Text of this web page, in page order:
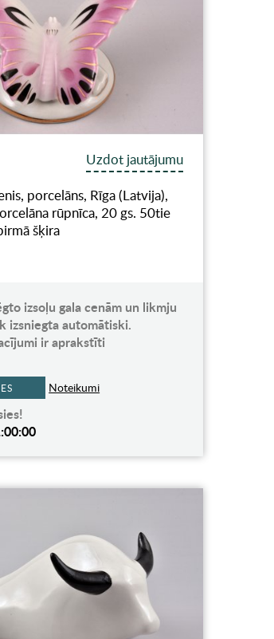
Uzdot jautājumu
porcelāns, Rīga (Latvija),
rūpnīca, 20 gs. 50tie
šķira
izsoļu gala cenām un likmju
izsniegta automātiski.
ir aprakstīti
Noteikumi